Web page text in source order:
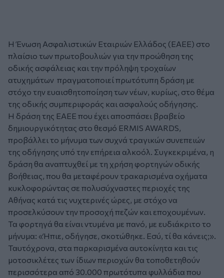
Η Ένωση Ασφαλιστικών Εταιριών Ελλάδος (ΕΑΕΕ) στο
πλαίσιο των πρωτοβουλιών για την προώθηση της
οδικής ασφάλειας και την πρόληψη τροχαίων
ατυχημάτων πραγματοποιεί πρωτότυπη δράση με
στόχο την ευαισθητοποίηση των νέων, κυρίως, στο θέμα
της οδικής συμπεριφοράς και ασφαλούς οδήγησης.
Η δράση της ΕΑΕΕ που έχει αποσπάσει βραβείο
δημιουργικότητας στο θεσμό ERMIS AWARDS,
προβάλλει το μήνυμα των συχνά τραγικών συνεπειών
της οδήγησης υπό την επήρεια αλκοόλ. Συγκεκριμένα, η
δράση θα αναπτυχθεί με τη χρήση φορτηγών οδικής
βοήθειας, που θα μεταφέρουν τρακαρισμένα οχήματα
κυκλοφορώντας σε πολυσύχναστες περιοχές της
Αθήνας κατά τις νυχτερινές ώρες, με στόχο να
προσελκύσουν την προσοχή πεζών και εποχουμένων.
Τα φορτηγά θα είναι ντυμένα με πανό, με ευδιάκριτο το
μήνυμα: «Ήπιε, οδήγησε, σκοτώθηκε. Εσύ, τί θα κάνεις;».
Ταυτόχρονα, στα παρκαρισμένα αυτοκίνητα και τις
μοτοσικλέτες των ίδιων περιοχών θα τοποθετηθούν
περισσότερα από 30.000 πρωτότυπα φυλλάδια που